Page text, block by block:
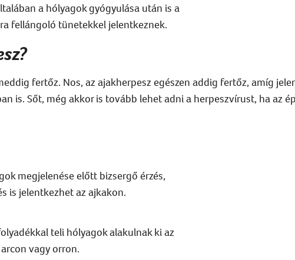
a hólyagok gyógyulása után is a
fellángoló tünetekkel jelentkeznek.
fertőz. Nos, az ajakherpesz egészen addig fertőz, amíg
is. Sőt, még akkor is tovább lehet adni a herpeszvírust, ha az
megjelenése előtt bizsergő érzés,
is jelentkezhet az ajkakon.
teli hólyagok alakulnak ki az
vagy orron.